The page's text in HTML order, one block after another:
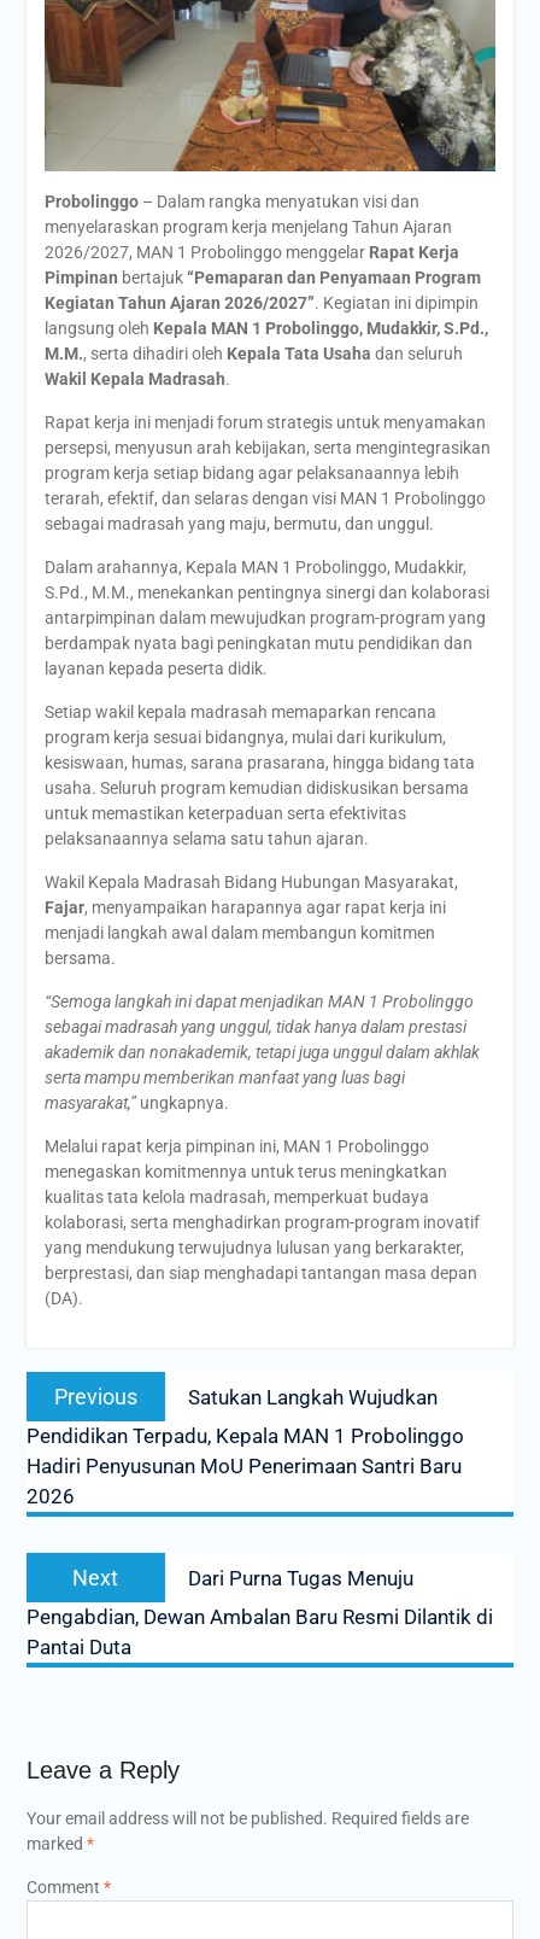
Probolinggo– Dalam rangka menyatukan visi dan
menyelaraskan program kerja menjelang Tahun Ajaran
2026/2027, MAN 1 Probolinggo menggelar Rapat Kerja
Pimpinan bertajuk“Pemaparan dan Penyamaan Program
Kegiatan Tahun Ajaran 2026/2027”. Kegiatan ini dipimpin
langsung oleh Kepala MAN 1 Probolinggo, Mudakkir, S.Pd.,
M.M., serta dihadiri oleh Kepala Tata Usaha dan seluruh
Wakil Kepala Madrasah.
Rapat kerja ini menjadi forum strategis untuk menyamakan
persepsi, menyusun arah kebijakan, serta mengintegrasikan
program kerja setiap bidang agar pelaksanaannya lebih
terarah, efektif, dan selaras dengan visi MAN 1 Probolinggo
sebagai madrasah yang maju, bermutu, dan unggul.
Dalam arahannya, Kepala MAN 1 Probolinggo, Mudakkir,
S.Pd., M.M., menekankan pentingnya sinergi dan kolaborasi
antarpimpinan dalam mewujudkan program-program yang
berdampak nyata bagi peningkatan mutu pendidikan dan
layanan kepada peserta didik.
Setiap wakil kepala madrasah memaparkan rencana
program kerja sesuai bidangnya, mulai dari kurikulum,
kesiswaan, humas, sarana prasarana, hingga bidang tata
usaha. Seluruh program kemudian didiskusikan bersama
untuk memastikan keterpaduan serta efektivitas
pelaksanaannya selama satu tahun ajaran.
Wakil Kepala Madrasah Bidang Hubungan Masyarakat,
Fajar, menyampaikan harapannya agar rapat kerja ini
menjadi langkah awal dalam membangun komitmen
bersama.
“Semoga langkah ini dapat menjadikan MAN 1 Probolinggo
sebagai madrasah yang unggul, tidak hanya dalam prestasi
akademik dan nonakademik, tetapi juga unggul dalam akhlak
serta mampu memberikan manfaat yang luas bagi
masyarakat,”ungkapnya.
Melalui rapat kerja pimpinan ini, MAN 1 Probolinggo
menegaskan komitmennya untuk terus meningkatkan
kualitas tata kelola madrasah, memperkuat budaya
kolaborasi, serta menghadirkan program-program inovatif
yang mendukung terwujudnya lulusan yang berkarakter,
berprestasi, dan siap menghadapi tantangan masa depan
(DA).
Post
navigation
Previous
Previous
post:
Satukan Langkah Wujudkan
Pendidikan Terpadu, Kepala MAN 1 Probolinggo
Hadiri Penyusunan MoU Penerimaan Santri Baru
2026
Next
Next
post:
Dari Purna Tugas Menuju
Pengabdian, Dewan Ambalan Baru Resmi Dilantik di
Pantai Duta
Leave a Reply
Your email address will not be published. Required fields are
marked *
Comment *